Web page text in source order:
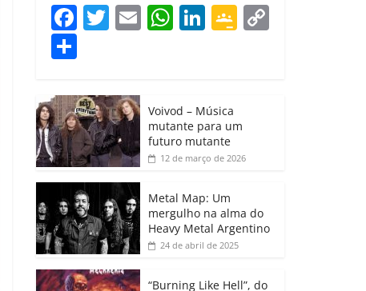
F
e
b
o
o
k
T
er
E W
A
p
p
Li
dI
n
G
e
a
ro
o
m
m
p
ar
til
h
ar
Voivod – Música
mutante para um
futuro mutante
12 de março de 2026
Metal Map: Um
mergulho na alma do
Heavy Metal Argentino
24 de abril de 2025
“Burning Like Hell”, do